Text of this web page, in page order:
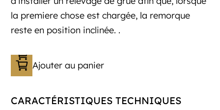
la premiere chose est chargée, la remorque
reste en position inclinée. .
Ajouter au panier
CARACTÉRISTIQUES TECHNIQUES